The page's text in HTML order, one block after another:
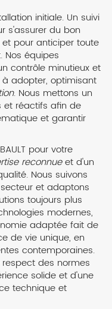
initiale. Un suivi
s'assurer du bon
pour anticiper toute
Nos équipes
contrôle minutieux et
à adopter, optimisant
. Nous mettons un
et réactifs afin de
et garantir
pour votre
reconnueet d'un
Nous suivons
et adaptons
toujours plus
modernes,
adaptée fait de
de vie unique, en
contemporaines.
des normes
solide et d'une
technique et